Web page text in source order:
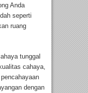
Anda
seperti
ruang
tunggal
cahaya,
dengan